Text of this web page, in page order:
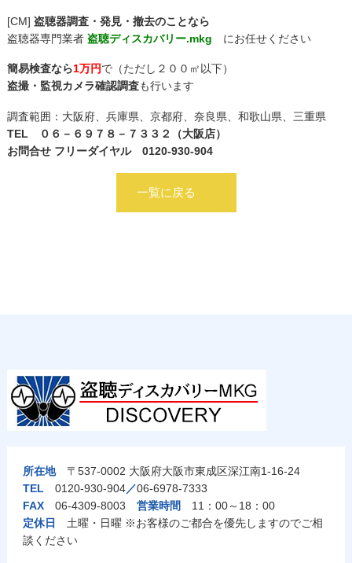
[CM] 盗聴器調査・発見・撤去のことなら
盗聴器専門業者盗聴ディスカバリー.mkg にお任せください
簡易検査なら1万円で（ただし２００㎡以下）
盗撮・監視カメラ確認調査も行います
調査範囲：大阪府、兵庫県、京都府、奈良県、和歌山県、三重県
TEL ０６－６９７８－７３３２（大阪店）
お問合せ フリーダイヤル 0120-930-904
一覧に戻る
所在地〒537-0002 大阪府大阪市東成区深江南1-16-24
TEL 0120-930-904／06-6978-7333
FAX06-4309-8003 営業時間
11：00～18：00
定休日
土曜・日曜 ※お客様のご都合を優先しますのでご相
談ください